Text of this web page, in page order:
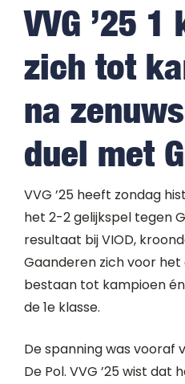
VVG ’25
zich tot
na
duel met
VVG ’25 heeft zondag
het 2-2 gelijkspel tegen
resultaat bij VIOD,
Gaanderen zich voor het
bestaan tot kampioen
de 1e klasse.
De spanning was
De Pol. VVG ’25 wist dat